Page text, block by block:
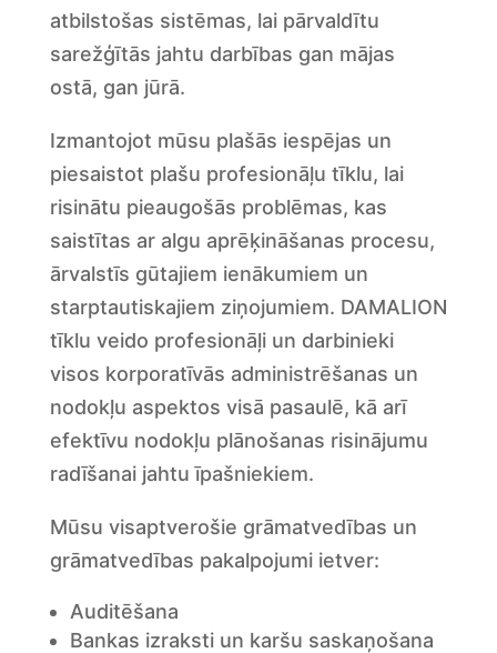
atbilstošas sistēmas, lai pārvaldītu
sarežģītās jahtu darbības gan mājas
ostā, gan jūrā.
Izmantojot mūsu plašās iespējas un
piesaistot plašu profesionāļu tīklu, lai
risinātu pieaugošās problēmas, kas
saistītas ar algu aprēķināšanas procesu,
ārvalstīs gūtajiem ienākumiem un
starptautiskajiem ziņojumiem. DAMALION
tīklu veido profesionāļi un darbinieki
visos korporatīvās administrēšanas un
nodokļu aspektos visā pasaulē, kā arī
efektīvu nodokļu plānošanas risinājumu
radīšanai jahtu īpašniekiem.
Mūsu visaptverošie grāmatvedības un
grāmatvedības pakalpojumi ietver:
Auditēšana
Bankas izraksti un karšu saskaņošana